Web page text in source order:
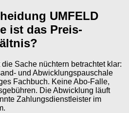
UMFELD
ist das Preis-
Sache nüchtern betrachtet klar:
und Abwicklungspauschale
Fachbuch. Keine Abo-Falle,
Die Abwicklung läuft
Zahlungsdienstleister im